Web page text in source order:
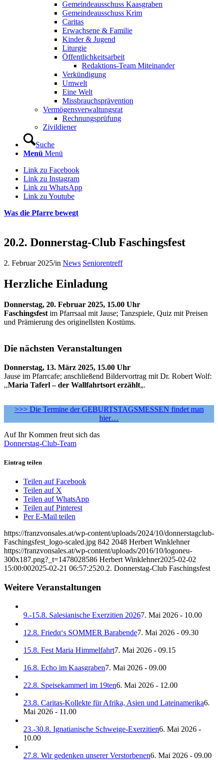
Gemeindeausschuss Kaasgraben
Gemeindeausschuss Krim
Caritas
Erwachsene & Familie
Kinder & Jugend
Liturgie
Öffentlichkeitsarbeit
Redaktions-Team Miteinander
Verkündigung
Umwelt
Eine Welt
Missbrauchsprävention
Vermögensverwaltungsrat
Rechnungsprüfung
Zivildiener
Suche
Menü Menü
Link zu Facebook
Link zu Instagram
Link zu WhatsApp
Link zu Youtube
Was die Pfarre bewegt
20.2. Donnerstag-Club Faschingsfest
2. Februar 2025/in News Seniorentreff
Herzliche Einladung
Donnerstag, 20. Februar 2025, 15.00 Uhr
Faschingsfest im Pfarrsaal mit Jause; Tanzspiele, Quiz mit Preisen
und Prämierung des originellsten Kostüms.
Die nächsten Veranstaltungen
Donnerstag, 13. März 2025, 15.00 Uhr
Jause im Pfarrcafe; anschließend Bildervortrag mit Dr. Robert Wolf:
,,Maria Taferl – der Wallfahrtsort erzählt„.
>>> Die Termine der GEBURTSTAGSMESSEN findet man
hier…
Auf Ihr Kommen freut sich das
Donnerstag-Club-Team
Eintrag teilen
Teilen auf Facebook
Teilen auf X
Teilen auf WhatsApp
Teilen auf Pinterest
Per E-Mail teilen
https://franzvonsales.at/wp-content/uploads/2024/10/donnerstagclub-
Faschingsfest_logo-scaled.jpg 842 2048 Herbert Winklehner
https://franzvonsales.at/wp-content/uploads/2016/10/logoneu-
300x187.png?_t=1478028586 Herbert Winklehner2025-02-02
15:00:002025-02-21 06:57:2520.2. Donnerstag-Club Faschingsfest
Weitere Veranstaltungen
9.-15.8. Salesianische Exerzitien 20267. Mai 2026 - 10.00
12.8. Friedα‘s SOMMER Barabende7. Mai 2026 - 09.30
15.8. Fest Maria Himmelfahrt7. Mai 2026 - 09.15
16.8. Echo im Kaasgraben7. Mai 2026 - 09.00
22.8. Speisekammerl im 19ten6. Mai 2026 - 12.00
23.8. Caritas-Kollekte für Afrika, Asien und Lateinamerika6.
Mai 2026 - 11.00
23.-30.8. Ignatianische Schweige-Exerzitien6. Mai 2026 -
10.00
27.8. Wir gedenken unserer Verstorbenen6. Mai 2026 - 09.00